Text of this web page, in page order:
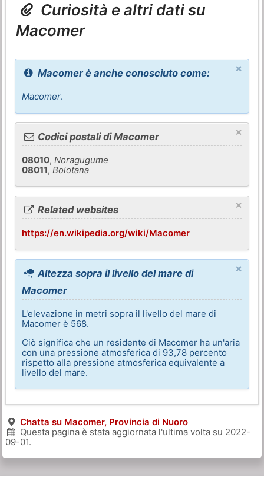
Curiosità e altri dati su
Macomer
×
Macomer è anche conosciuto come:
Macomer.
×
Codici postali di Macomer
08010, Noragugume
08011, Bolotana
×
Related websites
https://en.wikipedia.org/wiki/Macomer
×
Altezza sopra il livello del mare di
Macomer
L'elevazione in metri sopra il livello del mare di
Macomer è 568.
Ciò significa che un residente di Macomer ha un'aria
con una pressione atmosferica di 93,78 percento
rispetto alla pressione atmosferica equivalente a
livello del mare.
Chatta su Macomer, Provincia di Nuoro
Questa pagina è stata aggiornata l'ultima volta su 2022-
09-01.